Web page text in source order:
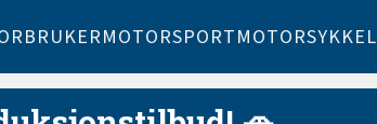
MOTORSPORTMOTORSYKKEL